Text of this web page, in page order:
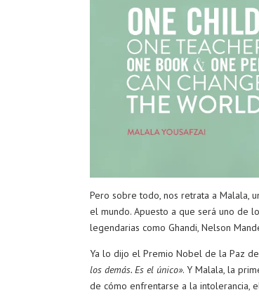
Pero sobre todo, nos retrata a Malala,
el mundo. Apuesto a que será uno de
legendarias como Ghandi, Nelson
Ya lo dijo el Premio Nobel de la Paz
los demás. Es el único». Y Malala, la
de cómo enfrentarse a la intolerancia,